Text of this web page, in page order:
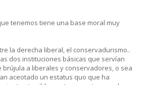
tenemos tiene una base moral muy
la derecha liberal, el conservadurismo..
dos instituciones básicas que servían
brújula a liberales y conservadores, o sea
aceotado un estatus quo que ha